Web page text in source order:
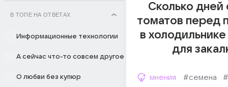
В ТОПЕ НА ОТВЕТАХ
Информационные технологии
А сейчас что-то совсем другое
О любви без купюр
Сколько дней
томатов перед
в
для
мнения #семена